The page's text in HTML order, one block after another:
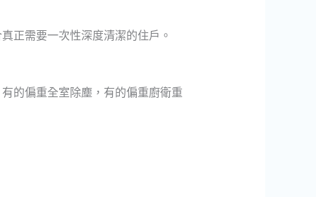
正需要一次性深度清潔的住戶。
的偏重全室除塵，有的偏重廚衛重